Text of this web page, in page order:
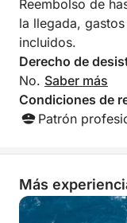
one of the best
Highly
anyone thinking
Thanks again to
staff.
Reembolso de
la llegada,
incluidos.
Derecho de
No. Saber más
Condiciones de
Patrón
Más